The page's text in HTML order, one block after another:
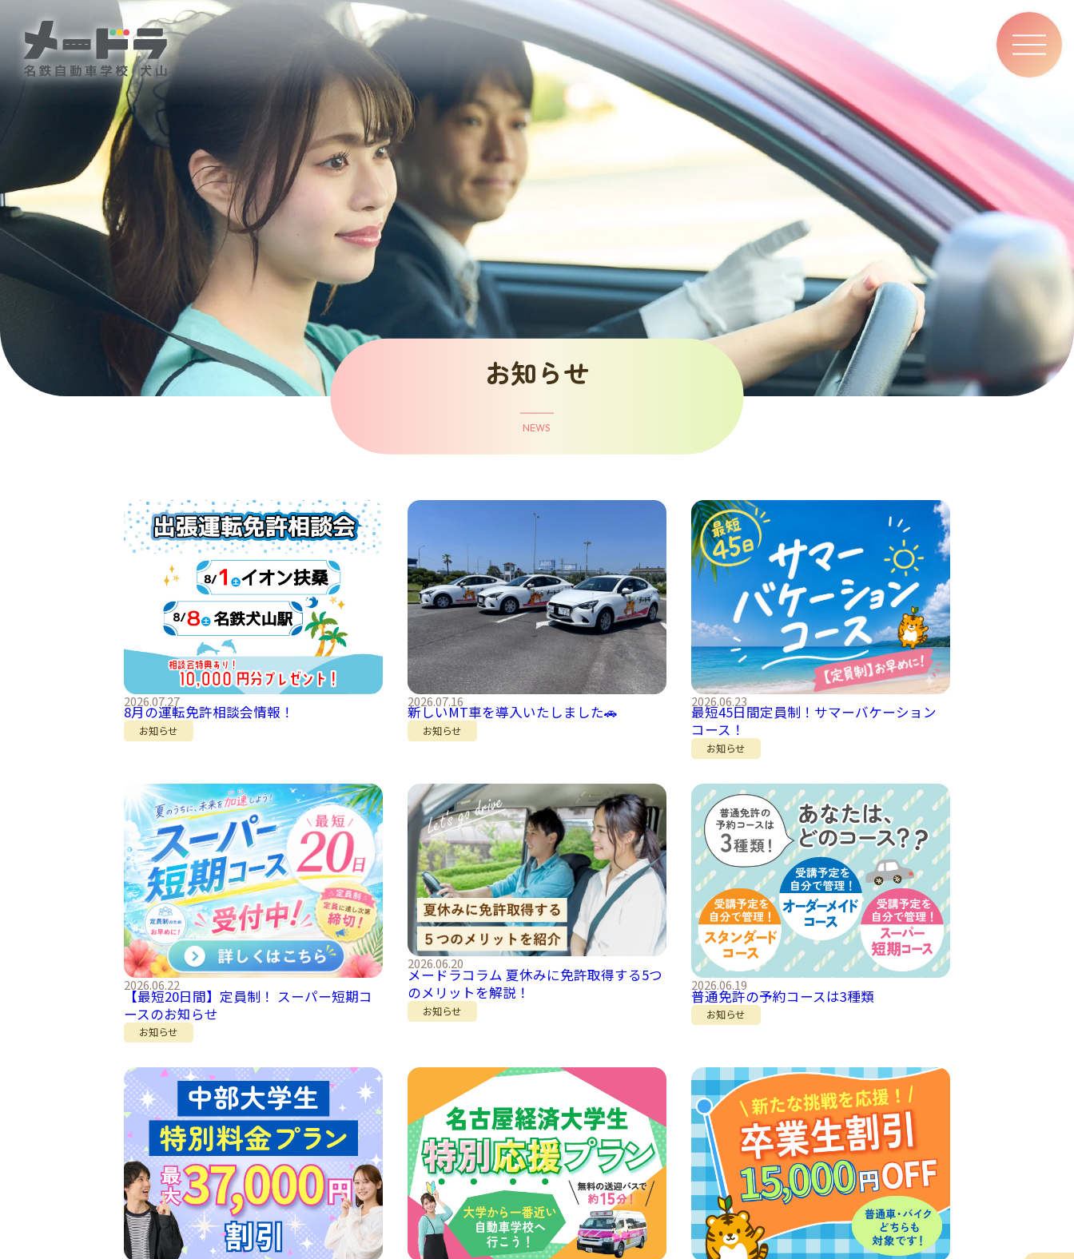
ナ
ゲ
メ
ュ
お知らせ
NEWS
2026.07.27
8月の運転免許相談会情報！
お知らせ
2026.07.16
新しいMT車を導入いたしました🚗
お知らせ
2026.06.23
最短45日間定員制！サマーバケーション
コース！
お知らせ
2026.06.22
【最短20日間】定員制！ スーパー短期コ
ースのお知らせ
お知らせ
2026.06.20
メードラコラム 夏休みに免許取得する5つ
のメリットを解説！
お知らせ
2026.06.19
普通免許の予約コースは3種類
お知らせ